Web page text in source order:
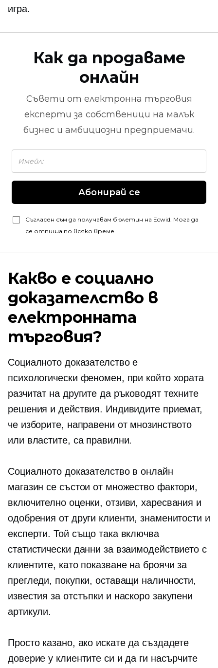
игра.
Как да продаваме
онлайн
Съвети от електронна търговия
експерти за собственици на малък
бизнес и амбициозни предприемачи.
Абонирай се
Съгласен съм да получавам бюлетин на Ecwid. Мога да
се отпиша по всяко време.
Какво е социално
доказателство в
електронната
търговия?
Социалното доказателство е
психологически феномен, при който хората
разчитат на другите да ръководят техните
решения и действия. Индивидите приемат,
че изборите, направени от мнозинството
или властите, са правилни.
Социалното доказателство в онлайн
магазин се състои от множество фактори,
включително оценки, отзиви, харесвания и
одобрения от други клиенти, знаменитости и
експерти. Той също така включва
статистически данни за взаимодействието с
клиентите, като показване на броячи за
прегледи, покупки, оставащи наличности,
известия за отстъпки и наскоро закупени
артикули.
Просто казано, ако искате да създадете
доверие у клиентите си и да ги насърчите